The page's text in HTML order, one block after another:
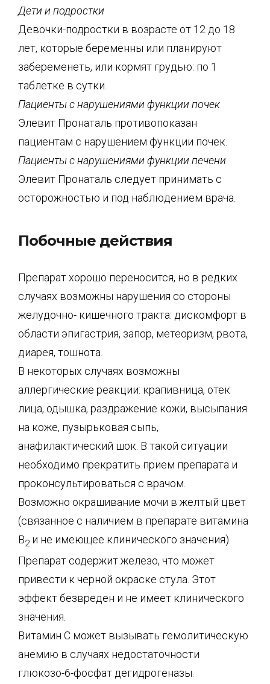
Дети и подростки
Девочки-подростки в возрасте от 12 до 18
лет, которые беременны или планируют
забеременеть, или кормят грудью: по 1
таблетке в сутки.
Пациенты с нарушениями функции почек
Элевит Пронаталь противопоказан
пациентам с нарушением функции почек.
Пациенты с нарушениями функции печени
Элевит Пронаталь следует принимать с
осторожностью и под наблюдением врача.
Побочные действия
Препарат хорошо переносится, но в редких
случаях возможны нарушения со стороны
желудочно- кишечного тракта: дискомфорт в
области эпигастрия, запор, метеоризм, рвота,
диарея, тошнота.
В некоторых случаях возможны
аллергические реакции: крапивница, отек
лица, одышка, раздражение кожи, высыпания
на коже, пузырьковая сыпь,
анафилактический шок. В такой ситуации
необходимо прекратить прием препарата и
проконсультироваться с врачом.
Возможно окрашивание мочи в желтый цвет
(связанное с наличием в препарате витамина
В2 и не имеющее клинического значения).
Препарат содержит железо, что может
привести к черной окраске стула. Этот
эффект безвреден и не имеет клинического
значения.
Витамин С может вызывать гемолитическую
анемию в случаях недостаточности
глюкозо-6-фосфат дегидрогеназы.